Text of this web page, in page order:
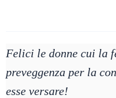
Felici le donne cui la
preveggenza per la
esse versare!